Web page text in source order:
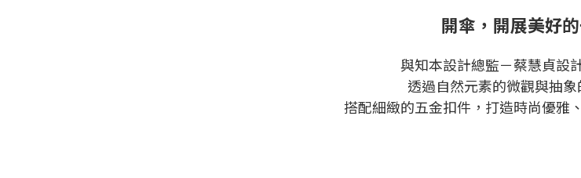
開傘，開展美好
與知本設計總監－蔡慧貞設
透過自然元素的微觀與抽
搭配細緻的五金扣件，打造時尚優雅